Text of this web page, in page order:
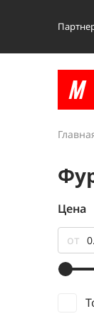
Цена
от